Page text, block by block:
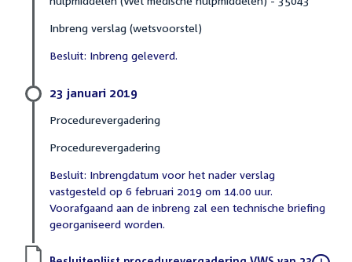
Inbreng verslag (wetsvoorstel)
Besluit: Inbreng geleverd.
23 januari 2019
Procedurevergadering
Procedurevergadering
Besluit: Inbrengdatum voor het nader verslag
vastgesteld op 6 februari 2019 om 14.00 uur.
Voorafgaand aan de inbreng zal een technische briefing
georganiseerd worden.